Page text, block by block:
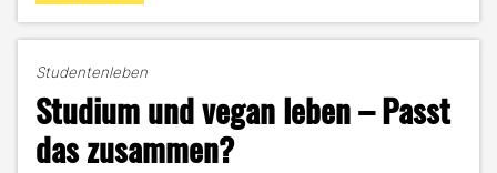
–
für
eine
nachhaltigere
Zukunft?"
Studentenleben
Studium und vegan leben – Passt
das zusammen?